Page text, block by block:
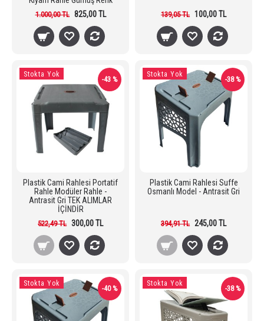
1.000,00 TL 825,00 TL 139,05 TL 100,00 TL
-43 %
Stokta Yok
Plastik Cami Rahlesi Portatif
Rahle Modüler Rahle -
Antrasit Gri TEK ALIMLAR
İÇİNDİR
522,49 TL 300,00 TL
-38 %
Stokta Yok
Plastik Cami Rahlesi Suffe
Osmanlı Model - Antrasit Gri
394,91 TL 245,00 TL
-40 %
Stokta Yok
-38 %
Stokta Yok